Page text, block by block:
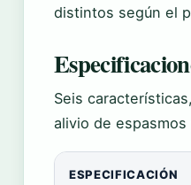
distintos según el
Seis
alivio de
ESPECIFICACIÓN